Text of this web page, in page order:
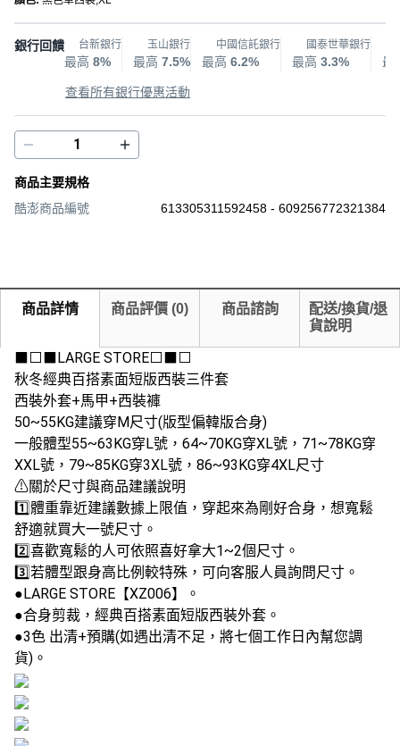
銀行回饋 台新銀行
最高 8%
玉山銀行
最高 7.5%
中國信託銀行
最高 6.2%
國泰世華銀行
最高 3.3% 最
查看所有銀行優惠活動
商品主要規格
酷澎商品編號
613305311592458 - 609256772321384
商品詳情 商品評價 (0) 商品諮詢
配送/換貨/退
貨說明
⬛⬜⬛LARGE STORE⬜⬛⬜
秋冬經典百搭素面短版西裝三件套
西裝外套+馬甲+西裝褲
50~55KG建議穿M尺寸(版型偏韓版合身)
一般體型55~63KG穿L號，64~70KG穿XL號，71~78KG穿
XXL號，79~85KG穿3XL號，86~93KG穿4XL尺寸
⚠關於尺寸與商品建議說明
1️⃣體重靠近建議數據上限值，穿起來為剛好合身，想寬鬆
舒適就買大一號尺寸。
2️⃣喜歡寬鬆的人可依照喜好拿大1~2個尺寸。
3️⃣若體型跟身高比例較特殊，可向客服人員詢問尺寸。
●LARGE STORE【XZ006】。
●合身剪裁，經典百搭素面短版西裝外套。
●3色 出清+預購(如遇出清不足，將七個工作日內幫您調
貨)。